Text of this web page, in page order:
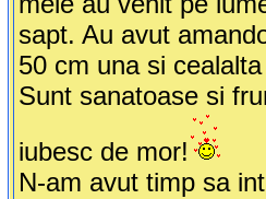
sapt. Au avut
50 cm una si
Sunt sanatoase si
iubesc de mor!
N-am avut timp sa